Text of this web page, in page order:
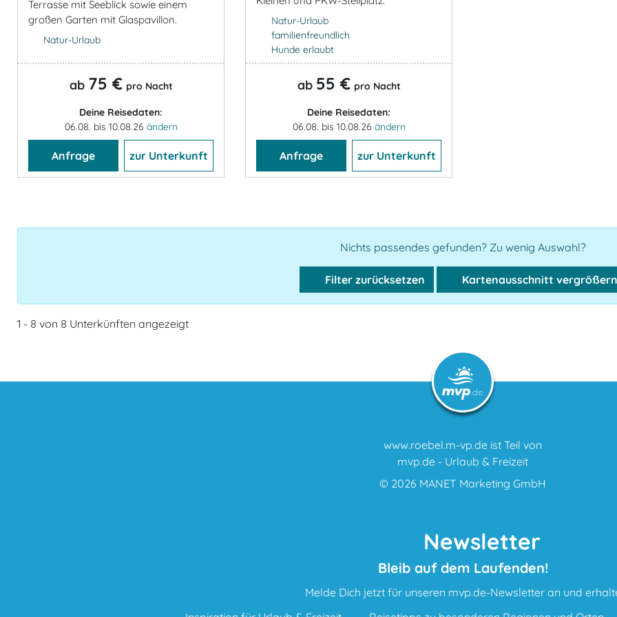
Terrasse mit Seeblick sowie einem
großen Garten mit Glaspavillon.
Natur-Urlaub
ab 75 € pro Nacht
Deine Reisedaten:
06.08. bis 10.08.26 ändern
Anfrage zur Unterkunft
Natur-Urlaub
familienfreundlich
Hunde erlaubt
ab 55 € pro Nacht
Deine Reisedaten:
06.08. bis 10.08.26 ändern
Anfrage zur Unterkunft
Nichts passendes gefunden? Zu wenig Auswahl?
Filter zurücksetzen Kartenausschnitt vergrößern
1 - 8 von 8 Unterkünften angezeigt
www.roebel.m-vp.de ist Teil von
mvp.de - Urlaub & Freizeit
© 2026 MANET Marketing GmbH
Newsletter
Bleib auf dem Laufenden!
Melde Dich jetzt für unseren mvp.de-Newsletter an und